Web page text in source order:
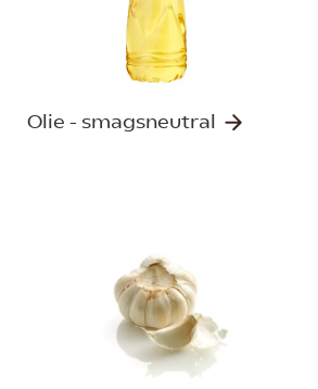
Olie - smagsneutral